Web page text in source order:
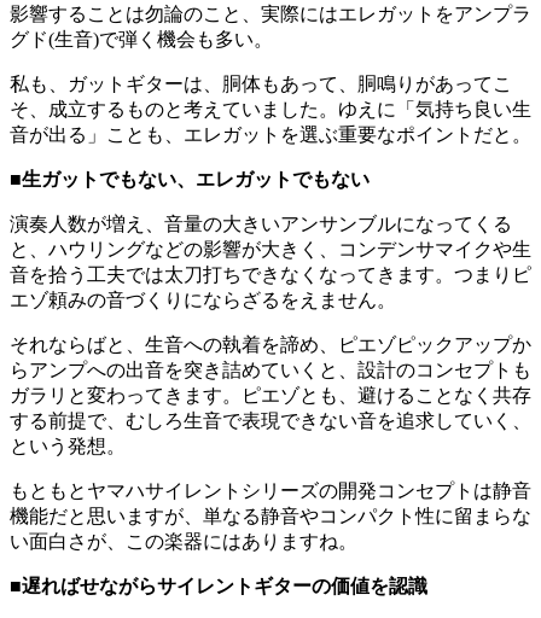
影響することは勿論のこと、実際にはエレガットをアンプラ
グド(生音)で弾く機会も多い。
私も、ガットギターは、胴体もあって、胴鳴りがあってこ
そ、成立するものと考えていました。ゆえに「気持ち良い生
音が出る」ことも、エレガットを選ぶ重要なポイントだと。
■生ガットでもない、エレガットでもない
演奏人数が増え、音量の大きいアンサンブルになってくる
と、ハウリングなどの影響が大きく、コンデンサマイクや生
音を拾う工夫では太刀打ちできなくなってきます。つまりピ
エゾ頼みの音づくりにならざるをえません。
それならばと、生音への執着を諦め、ピエゾピックアップか
らアンプへの出音を突き詰めていくと、設計のコンセプトも
ガラリと変わってきます。ピエゾとも、避けることなく共存
する前提で、むしろ生音で表現できない音を追求していく、
という発想。
もともとヤマハサイレントシリーズの開発コンセプトは静音
機能だと思いますが、単なる静音やコンパクト性に留まらな
い面白さが、この楽器にはありますね。
■遅ればせながらサイレントギターの価値を認識